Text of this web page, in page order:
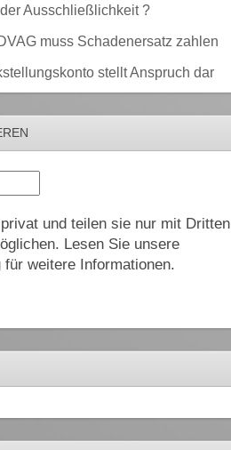
Ausschließlichkeit ?
muss Schadenersatz zahlen
stellt Anspruch dar
und teilen sie nur mit
Lesen Sie unsere
für weitere Informationen.